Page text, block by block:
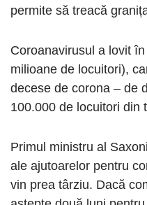
permite să treacă
Coroanavirusul a lovit
milioane de locuitori),
decese de corona – de
100.000 de locuitori din
Primul ministru al
ale ajutoarelor pentru
vin prea târziu. Dacă